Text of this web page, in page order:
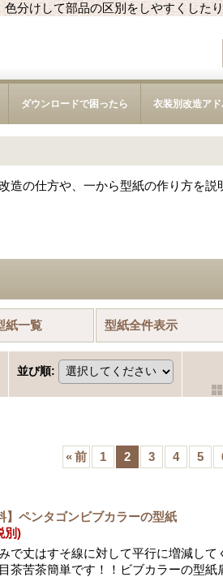
分けして部品の区別をしやすくした
ダウンロードで困ったら 衣装別改造ア
造の仕方や、一から型紙の作り方を
紙一覧 型紙全件表示
並び順:
«前 1 2 3 4 5
】ペンタゴンビブカラーの型紙
別)
で丈はすそ線に対して平行に増減して
茶苦茶簡単です！！ビブカラーの型紙